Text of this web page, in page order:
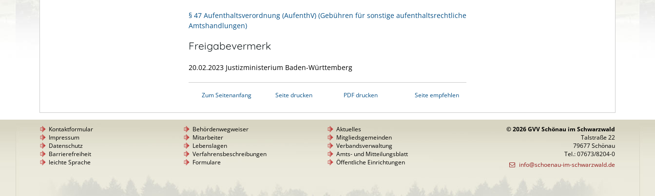
§ 47 Aufenthaltsverordnung (AufenthV) (Gebühren für sonstige aufenthaltsrechtliche
Amtshandlungen)
Freigabevermerk
20.02.2023 Justizministerium Baden-Württemberg
Zum Seitenanfang Seite drucken PDF drucken Seite empfehlen
Kontaktformular
Impressum
Datenschutz
Barrierefreiheit
leichte Sprache
Behördenwegweiser
Mitarbeiter
Lebenslagen
Verfahrensbeschreibungen
Formulare
Aktuelles
Mitgliedsgemeinden
Verbandsverwaltung
Amts- und Mitteilungsblatt
Öffentliche Einrichtungen
© 2026 GVV Schönau im Schwarzwald
Talstraße 22
79677 Schönau
Tel.: 07673/8204-0
info@schoenau-im-schwarzwald.de